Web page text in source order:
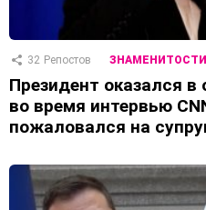
32 Репостов ЗНАМЕНИТОСТИ
Президент оказался
во время интервью
пожаловался на